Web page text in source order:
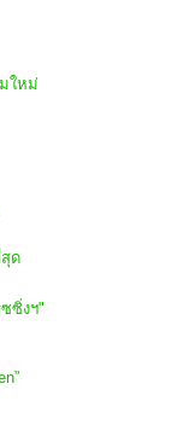
ใหม่
ด
ซิ่งฯ"